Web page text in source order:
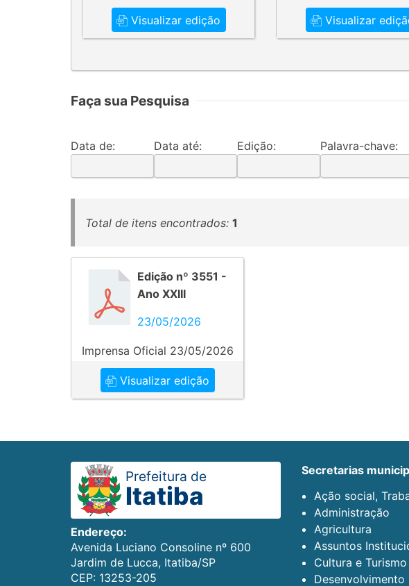
Visualizar edição Visualizar
Faça sua Pesquisa
Data de: Data até: Edição: Palavra-chave:
Total de itens encontrados: 1
Edição nº 3551 -
Ano XXIII
23/05/2026
Imprensa Oficial 23/05/2026
Visualizar edição
Prefeitura de
Itatiba
Endereço:
Avenida Luciano Consoline nº 600
Jardim de Lucca, Itatiba/SP
CEP: 13253-205
secretarias
Ação social,
Administração
Agricultura
Assuntos
Cultura e Turismo
Desenvolvimento